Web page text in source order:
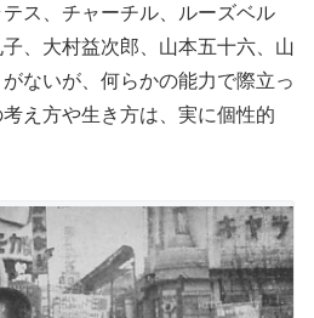
ス、チャーチル、ルーズベル
、大村益次郎、山本五十六、山
ないが、何らかの能力で際立っ
え方や生き方は、実に個性的